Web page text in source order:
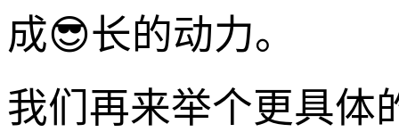
成😎长的动力。
我们再来举个更具体